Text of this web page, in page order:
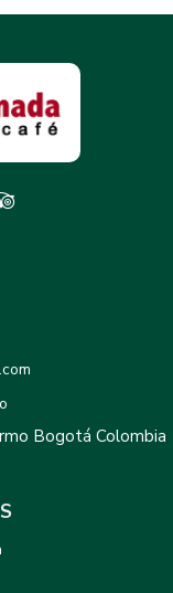
Bogotá Colombia